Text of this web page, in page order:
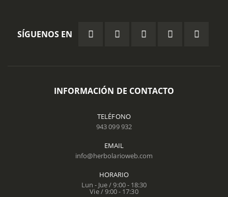
SÍGUENOS EN
INFORMACIÓN DE CONTACTO
TELÉFONO
943 099 932
EMAIL
info@herbolarioweb.com
HORARIO
Lun - Jue / 9:00 - 18:30
Vie / 9:00 - 17:30